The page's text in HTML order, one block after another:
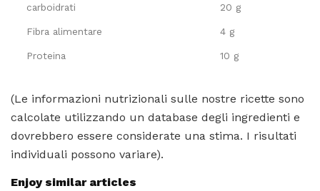
carboidrati 20 g
Fibra alimentare 4 g
Proteina 10 g
(Le informazioni nutrizionali sulle nostre ricette sono
calcolate utilizzando un database degli ingredienti e
dovrebbero essere considerate una stima. I risultati
individuali possono variare).
Enjoy similar articles